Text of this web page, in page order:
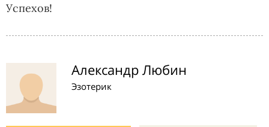
Успехов!
Александр Любин
Эзотерик